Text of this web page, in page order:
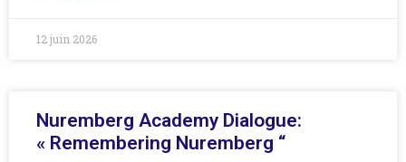
12 juin 2026
Nuremberg Academy Dialogue:
« Remembering Nuremberg “